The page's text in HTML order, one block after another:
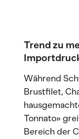
Trend zu
Während
Brustfilet,
Tonnato»
Bereich der